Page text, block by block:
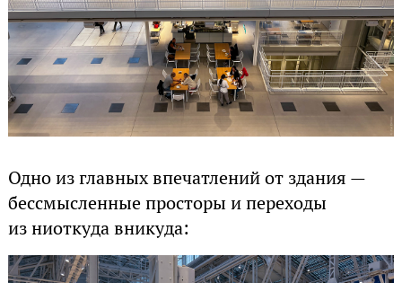
Одно из главных впечатлений от здания —
бессмысленные просторы и переходы
из ниоткуда вникуда: